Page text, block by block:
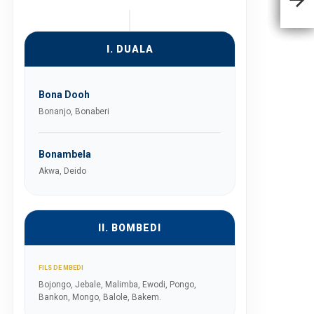
I. DUALA
Bona Dooh
Bonanjo, Bonaberi
Bonambela
Akwa, Deido
II. BOMBEDI
FILS DE MBEDI
Bojongo, Jebale, Malimba, Ewodi, Pongo,
Bankon, Mongo, Balole, Bakem.